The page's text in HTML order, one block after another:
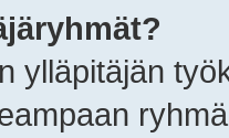
ylläpitäjän